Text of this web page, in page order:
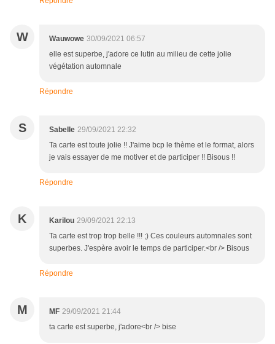
W Wauwowe 30/09/2021 06:57
elle est superbe, j'adore ce lutin au milieu de cette jolie
végétation automnale
Répondre
S Sabelle 29/09/2021 22:32
Ta carte est toute jolie !! J'aime bcp le thème et le format, alors
je vais essayer de me motiver et de participer !! Bisous !!
Répondre
K Karilou 29/09/2021 22:13
Ta carte est trop trop belle !!! ;) Ces couleurs automnales sont
superbes. J'espère avoir le temps de participer.<br /> Bisous
Répondre
M MF 29/09/2021 21:44
ta carte est superbe, j'adore<br /> bise